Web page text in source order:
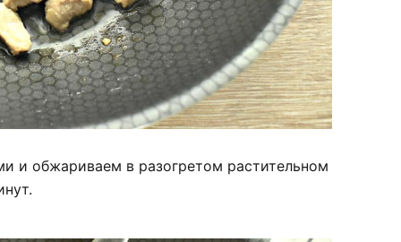
и обжариваем в разогретом растительном